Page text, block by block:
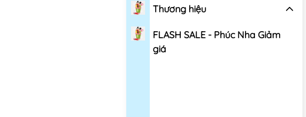
Thương hiệu
FLASH SALE - Phúc Nha Giảm
giá